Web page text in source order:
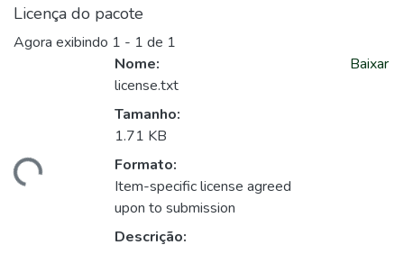
Licença do pacote
Agora exibindo 1 - 1 de 1
Nome:
license.txt
Tamanho:
1.71 KB
Formato:
Item-specific license agreed
upon to submission
Descrição:
Baixar